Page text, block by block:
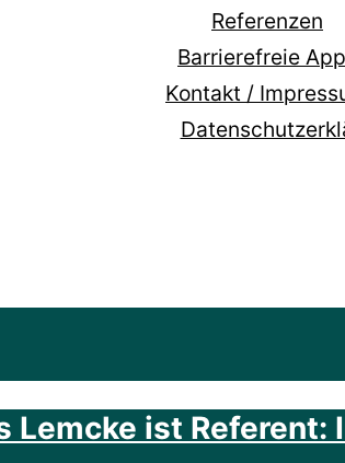
Referenzen
Barrierefreie
Kontakt /
Lemcke ist